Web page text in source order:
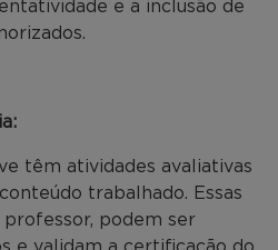
e a inclusão de
têm atividades avaliativas
trabalhado. Essas
podem ser
e validam a certificação do